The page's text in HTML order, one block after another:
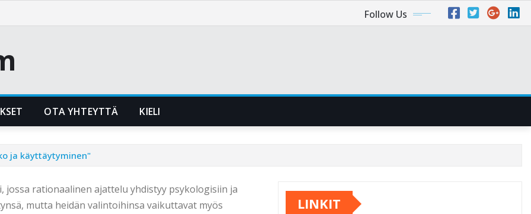
Follow Us
OTA YHTEYTTÄ KIELI
ja käyttäytyminen"
rationaalinen ajattelu yhdistyy psykologisiin ja
mutta heidän valintoihinsa vaikuttavat myös
LINKIT